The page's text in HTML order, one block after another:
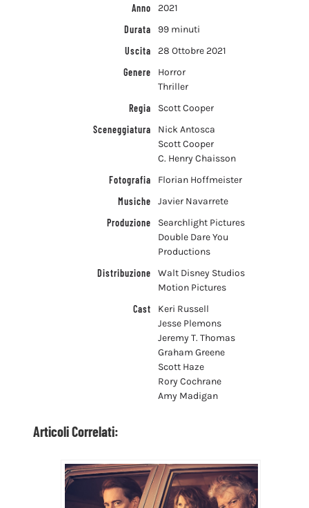
Anno
2021
Durata
99 minuti
Uscita
28 Ottobre 2021
Genere
Horror
Thriller
Regia
Scott Cooper
Sceneggiatura
Nick Antosca
Scott Cooper
C. Henry Chaisson
Fotografia
Florian Hoffmeister
Musiche
Javier Navarrete
Produzione
Searchlight Pictures
Double Dare You
Productions
Distribuzione
Walt Disney Studios
Motion Pictures
Cast
Keri Russell
Jesse Plemons
Jeremy T. Thomas
Graham Greene
Scott Haze
Rory Cochrane
Amy Madigan
Articoli Correlati: